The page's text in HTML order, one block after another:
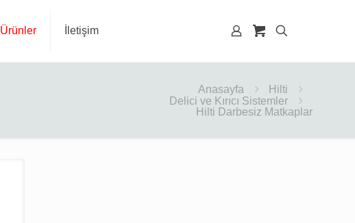
Ürünler İletişim
Anasayfa
Hilti
Delici ve Kırıcı Sistemler
Hilti Darbesiz Matkaplar